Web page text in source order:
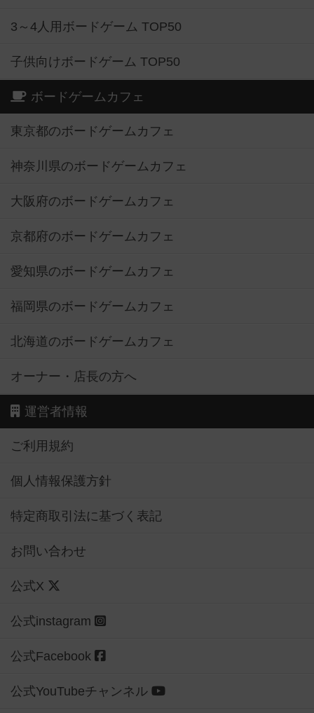
3～4人用ボードゲーム TOP50
子供向けボードゲーム TOP50
ボードゲームカフェ
東京都のボードゲームカフェ
神奈川県のボードゲームカフェ
大阪府のボードゲームカフェ
京都府のボードゲームカフェ
愛知県のボードゲームカフェ
福岡県のボードゲームカフェ
北海道のボードゲームカフェ
オーナー・店長の方へ
運営者情報
ご利用規約
個人情報保護方針
特定商取引法に基づく表記
お問い合わせ
公式X
公式instagram
公式Facebook
公式YouTubeチャンネル